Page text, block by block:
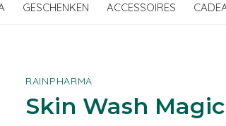
GESCHENKEN ACCESSOIRES
RAINPHARMA
Skin Wash Magic